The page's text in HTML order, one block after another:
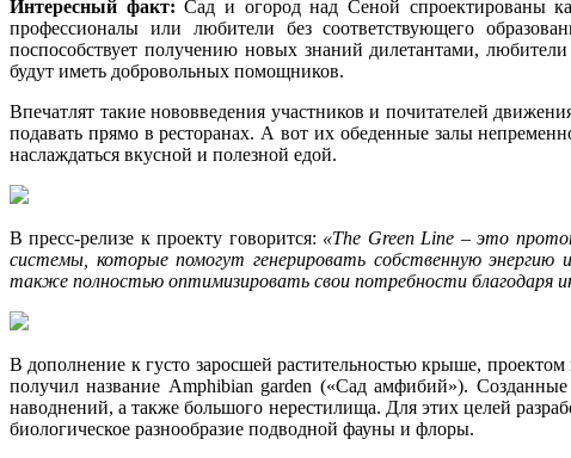
Интересный факт: Сад и огород над Сеной спроектированы
профессионалы или любители без соответствующего
поспособствует получению новых знаний дилетантами,
будут иметь добровольных помощников.
Впечатлят такие нововведения участников и почитателей
подавать прямо в ресторанах. А вот их обеденные залы
наслаждаться вкусной и полезной едой.
В пресс-релизе к проекту говорится: «The Green Line – это
системы, которые помогут генерировать собственную
также полностью оптимизировать свои потребности благодаря
В дополнение к густо заросшей растительностью крыше,
получил название Amphibian garden («Сад амфибий»).
наводнений, а также большого нерестилища. Для этих целей
биологическое разнообразие подводной фауны и флоры.